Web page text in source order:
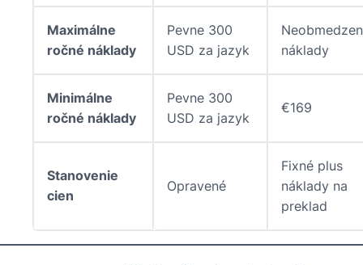
Maximálne
ročné náklady
Pevne 300
USD za jazyk
náklady
Minimálne
ročné náklady
Pevne 300
USD za jazyk
€169
Stanovenie
cien
Opravené
Fixné plus
náklady na
preklad